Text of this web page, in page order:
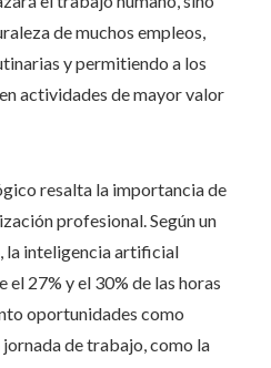
de muchos empleos,
y permitiendo a los
actividades de mayor valor
resalta la importancia de
profesional. Según un
la inteligencia artificial
27% y el 30% de las horas
oportunidades como
de trabajo, como la